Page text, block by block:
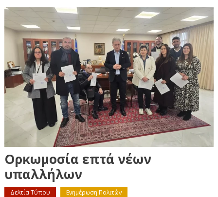
Ορκωμοσία επτά νέων
υπαλλήλων
Δελτία Τύπου Ενημέρωση Πολιτών